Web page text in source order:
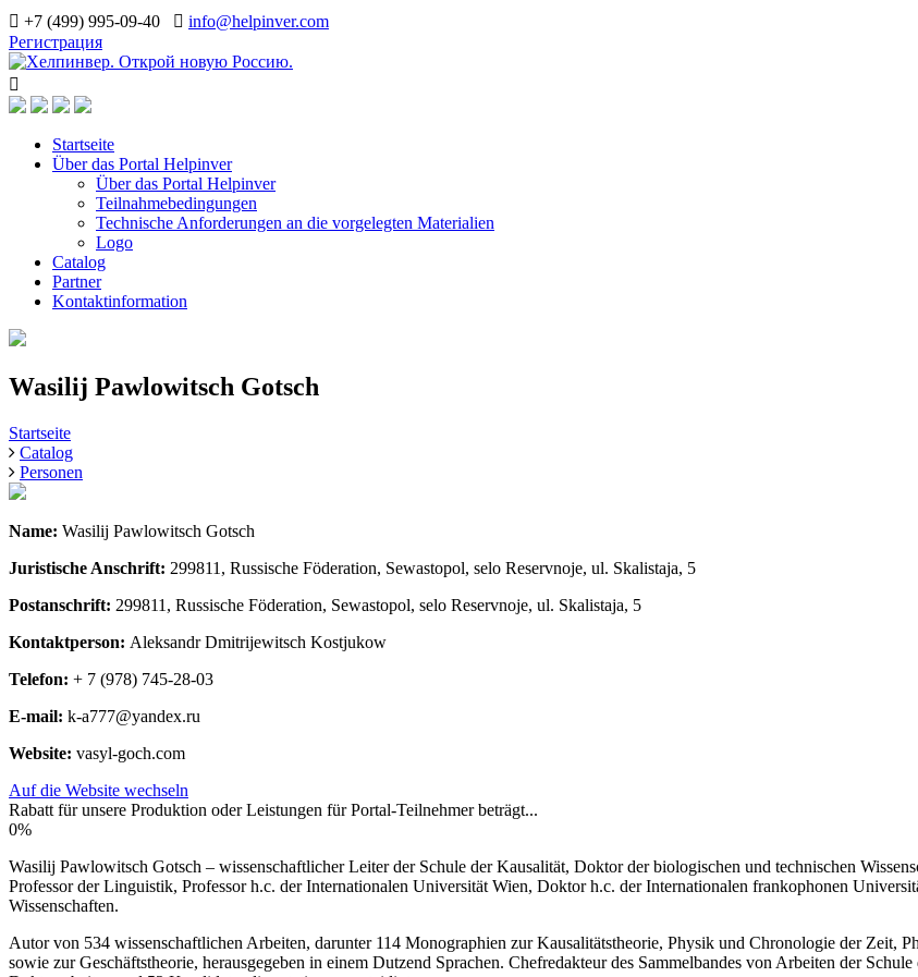
+7 (499) 995-09-40
info@helpinver.com
Регистрация
Startseite
Über das Portal Helpinver
Über das Portal Helpinver
Teilnahmebedingungen
Technische Anforderungen an die vorgelegten Materialien
Logo
Catalog
Partner
Kontaktinformation
Wasilij Pawlowitsch Gotsch
Startseite
Catalog
Personen
Name: Wasilij Pawlowitsch Gotsch
Juristische Anschrift: 299811, Russische Föderation, Sewastopol, selo Reservnoje, ul. Skalistaja, 5
Postanschrift: 299811, Russische Föderation, Sewastopol, selo Reservnoje, ul. Skalistaja, 5
Kontaktperson: Aleksandr Dmitrijewitsch Kostjukow
Telefon: + 7 (978) 745-28-03
E-mail: k-a777@yandex.ru
Website: vasyl-goch.com
Auf die Website wechseln
Rabatt für unsere Produktion oder Leistungen für Portal-Teilnehmer beträgt...
0%
Wasilij Pawlowitsch Gotsch – wissenschaftlicher Leiter der Schule der Kausalität, Doktor der biologischen und technischen
Professor der Linguistik, Professor h.c. der Internationalen Universität Wien, Doktor h.c. der Internationalen frankophonen
Wissenschaften.
Autor von 534 wissenschaftlichen Arbeiten, darunter 114 Monographien zur Kausalitätstheorie, Physik und Chronologie der Zeit,
sowie zur Geschäftstheorie, herausgegeben in einem Dutzend Sprachen. Chefredakteur des Sammelbandes von Arbeiten der